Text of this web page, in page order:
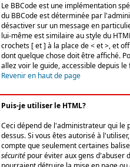
Le BBCode est une implémentation
du BBCode est déterminée par
désactiver sur un message en
lui-même est similaire au style du
crochets [ et ] à la place de < et >, et
dont quelque chose doit être affiché.
allez voir le guide, accessible depuis
Revenir en haut de page
Puis-je utiliser le HTML?
Ceci dépend de l'administrateur qui le
dessus. Si vous êtes autorisé à
compte que seulement certaines
sécurité pour éviter aux gens d'abuser